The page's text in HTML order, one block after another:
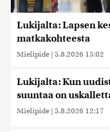
Lukijalta: Lapsen
matkakohteesta
Mielipide | 5.8.2026 15:02
Lukijalta: Kun
suuntaa on
Mielipide | 5.8.2026 12:17